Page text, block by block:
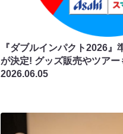
『ダブルインパクト2026』
が決定! グッズ販売やツアー
2026.06.05